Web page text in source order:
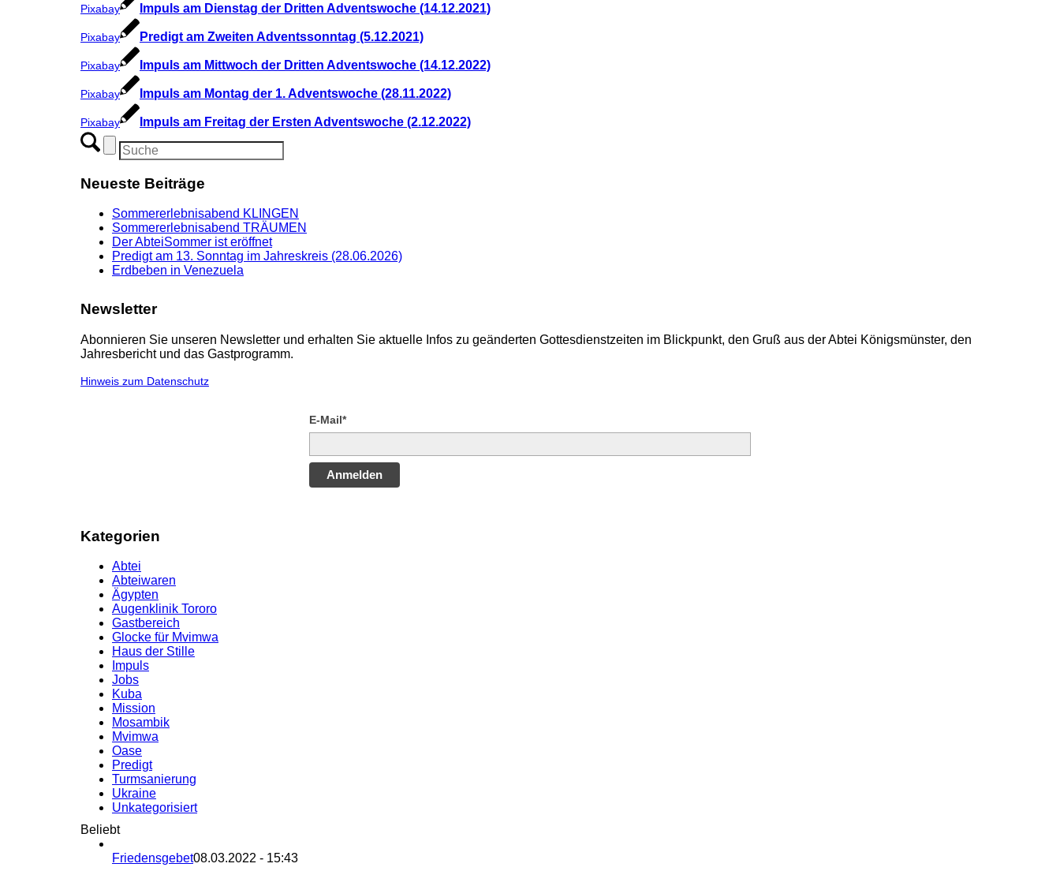
Pixabay Impuls am Dienstag der Dritten Adventswoche (14.12.2021)
Pixabay Predigt am Zweiten Adventssonntag (5.12.2021)
Pixabay Impuls am Mittwoch der Dritten Adventswoche (14.12.2022)
Pixabay Impuls am Montag der 1. Adventswoche (28.11.2022)
Pixabay Impuls am Freitag der Ersten Adventswoche (2.12.2022)
Neueste Beiträge
Sommererlebnisabend KLINGEN
Sommererlebnisabend TRÄUMEN
Der AbteiSommer ist eröffnet
Predigt am 13. Sonntag im Jahreskreis (28.06.2026)
Erdbeben in Venezuela
Newsletter
Abonnieren Sie unseren Newsletter und erhalten Sie aktuelle Infos zu geänderten Gottesdienstzeiten im Blickpunkt, den Gruß aus der Abtei Königsmünster, den
Jahresbericht und das Gastprogramm.
Hinweis zum Datenschutz
E-Mail*
Anmelden
Kategorien
Abtei
Abteiwaren
Ägypten
Augenklinik Tororo
Gastbereich
Glocke für Mvimwa
Haus der Stille
Impuls
Jobs
Kuba
Mission
Mosambik
Mvimwa
Oase
Predigt
Turmsanierung
Ukraine
Unkategorisiert
Beliebt
Friedensgebet08.03.2022 - 15:43